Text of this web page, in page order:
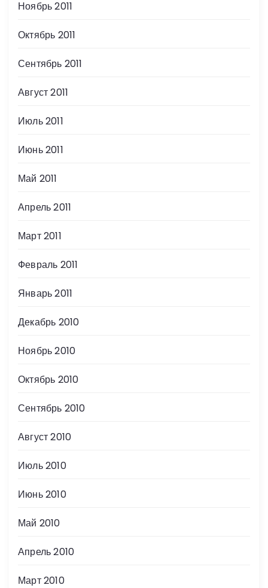
Ноябрь 2011
Октябрь 2011
Сентябрь 2011
Август 2011
Июль 2011
Июнь 2011
Май 2011
Апрель 2011
Март 2011
Февраль 2011
Январь 2011
Декабрь 2010
Ноябрь 2010
Октябрь 2010
Сентябрь 2010
Август 2010
Июль 2010
Июнь 2010
Май 2010
Апрель 2010
Март 2010